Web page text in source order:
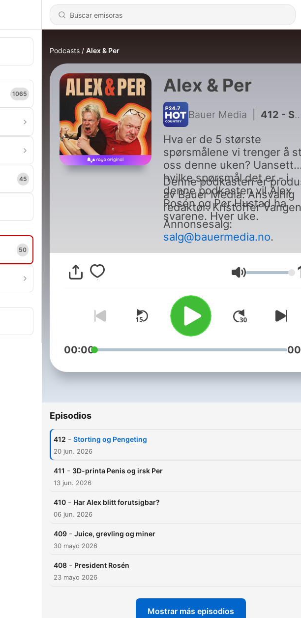
1065
45
50
Podcasts Alex & Per
Alex & Per
Bauer Media 412 - Storting og Pengeting
Hva er de 5 største
spørsmålene vi trenger å
oss denne uken? Uansett
hvilke spørsmål det er - i
denne podkasten vil Alex
Rosén og Per Hustad ha
svarene. Hver uke.
Denne podkasten er
av Bauer Media. Ansvarlig
redaktør: Kristoffer
Annonsesalg:
salg@bauermedia.no.
Volumen
00:00
Episodios
412 - Storting og Pengeting
20 jun. 2026
411 - 3D-printa Penis og irsk Per
13 jun. 2026
410 - Har Alex blitt forutsigbar?
06 jun. 2026
409 - Juice, grevling og miner
30 mayo 2026
408 - President Rosén
23 mayo 2026
Mostrar más episodios